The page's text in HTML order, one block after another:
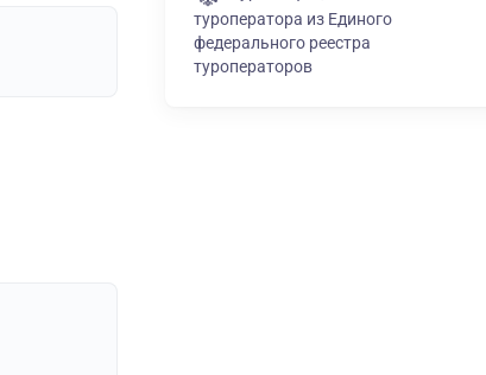
туроператора из Единого
федерального реестра
туроператоров